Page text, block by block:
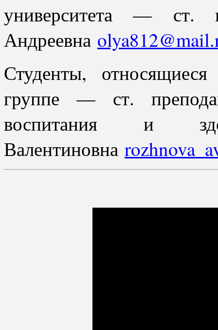
университета — ст.
Андреевна
Студенты,
группе — ст.
воспитания и
Валентиновна